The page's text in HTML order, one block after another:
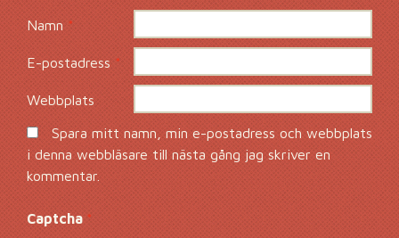
Namn*
E-postadress*
Webbplats
Spara mitt namn, min e-postadress och webbplats
i denna webbläsare till nästa gång jag skriver en
kommentar.
Captcha *